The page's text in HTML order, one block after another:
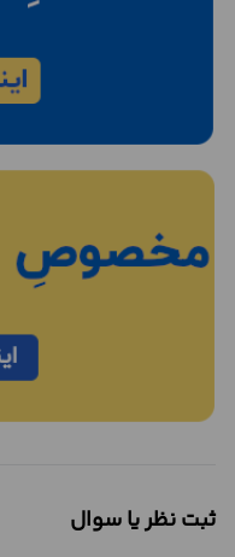
ثبت نظر یا سوال